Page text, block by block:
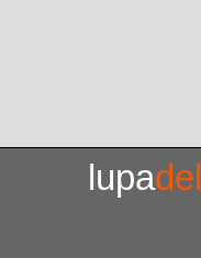
lupadel